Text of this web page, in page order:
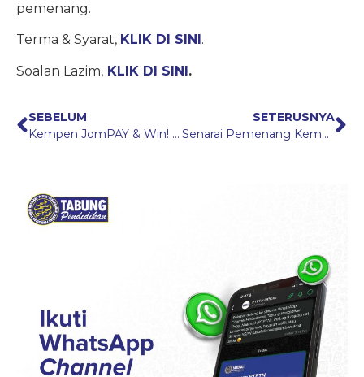
pemenang.
Terma & Syarat, KLIK DI SINI .
Soalan Lazim, KLIK DI SINI.
SEBELUM
Kempen JomPAY & Win! 2022
SETERUSNYA
Senarai Pemenang Kempen Jom Beraya, Jom Menyimpan 2022